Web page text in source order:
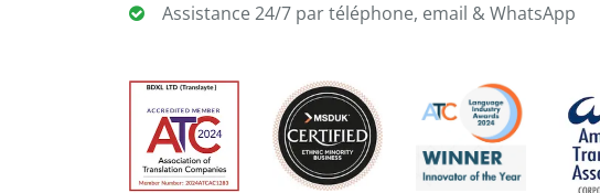
Assistance 24/7 par téléphone, email & WhatsApp